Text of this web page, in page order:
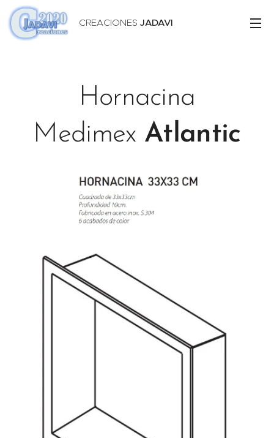
CREACIONES JADAVI
Hornacina
Medimex Atlantic